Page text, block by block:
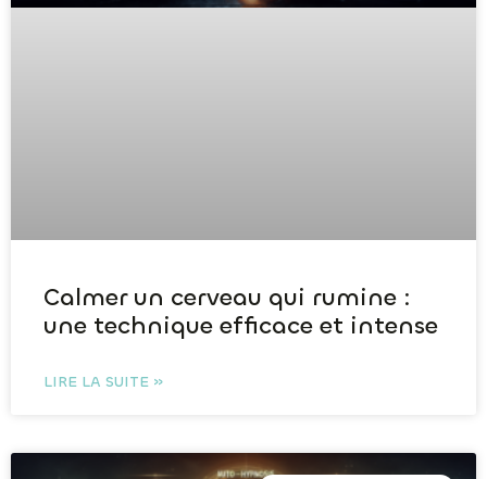
Calmer un cerveau qui rumine :
une technique efficace et intense
LIRE LA SUITE »